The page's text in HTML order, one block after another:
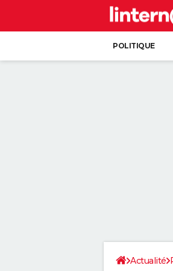
POLITIQUE
Actualité